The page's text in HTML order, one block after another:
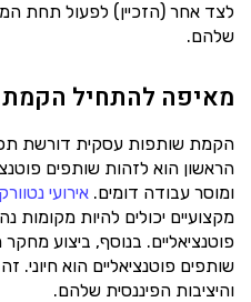
לצד אחר (הזכיין) לפעול תחת
שלהם.
מאיפה להתחיל
הקמת שותפות עסקית דורשת
הראשון הוא לזהות שותפים
ומוסר עבודה דומים. אירועי
מקצועיים יכולים להיות מקומות
פוטנציאליים. בנוסף, ביצוע
שותפים פוטנציאליים הוא חיוני.
והיציבות הפיננסית שלהם.